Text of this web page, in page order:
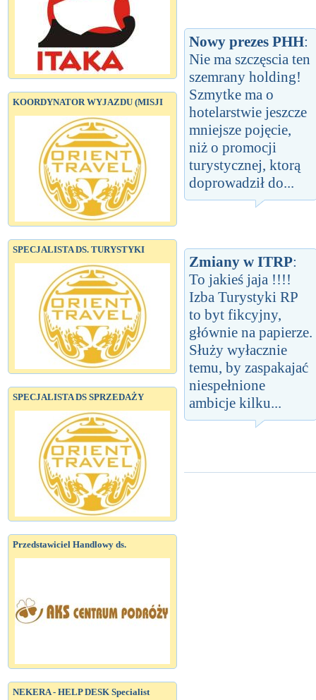
KOORDYNATOR WYJAZDU (MISJI
SPECJALISTA DS. TURYSTYKI
SPECJALISTA DS SPRZEDAŻY
Przedstawiciel Handlowy ds.
NEKERA - HELP DESK Specialist
Nowy prezes PHH:
Nie ma szczęscia ten
szemrany holding!
Szmytke ma o
hotelarstwie jeszcze
mniejsze pojęcie,
niż o promocji
turystycznej, ktorą
doprowadził do...
Zmiany w ITRP:
To jakieś jaja !!!!
Izba Turystyki RP
to byt fikcyjny,
głównie na papierze.
Służy wyłacznie
temu, by zaspakajać
niespełnione
ambicje kilku...